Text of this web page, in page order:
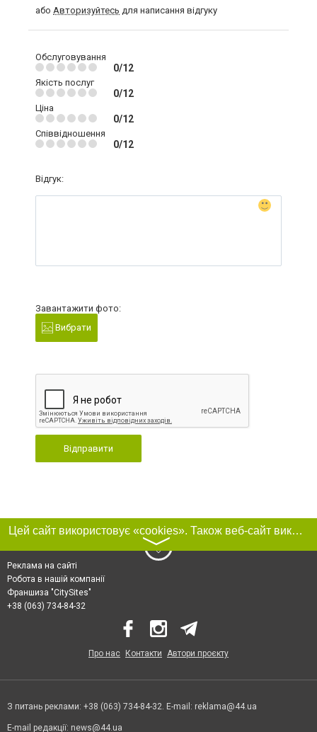
або Авторизуйтесь для написання відгуку
Обслуговування
0/12
Якість послуг
0/12
Ціна
0/12
Співвідношення
0/12
Відгук:
Завантажити фото:
Вибрати
Відправити
Цей сайт використовує «cookies». Також веб-сайт використовує інтернет-сервіс для збору технічних даних стосовно відвідувачів з метою отримання маркетингової та статистичної інформації. Умови обробки даних відвідувачів сайту див.
〉
Реклама на сайті
Робота в нашій компанії
Франшиза "CitySites"
+38 (063) 734-84-32
Про нас Контакти Автори проєкту
З питань реклами: +38 (063) 734-84-32. E-mail: reklama@44.ua
E-mail редакції: news@44.ua